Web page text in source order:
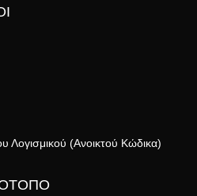
Λογισμικού (Ανοικτού Κώδικα)